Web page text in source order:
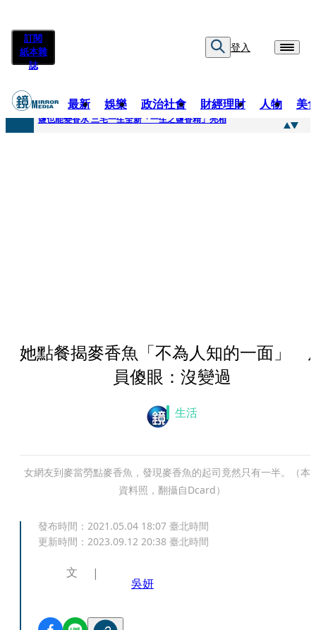
訂閱
紙本雜
誌
登入
最新 娛樂 政治社會 財經理財 人物 美
快訊
鹽也能變香水 三宅一生全新「一生之鹽香精」亮相
她點餐揭麥香魚「不為人知的一面」
員傻眼：沒變過
生活
女網友到麥當勞點麥香魚，發現麥香魚的起司竟然只有一半。（本
資料照，翻攝自Dcard）
發布時間： 2021.05.04 18:07 臺北時間
更新時間： 2023.09.12 20:38 臺北時間
文
吳妍